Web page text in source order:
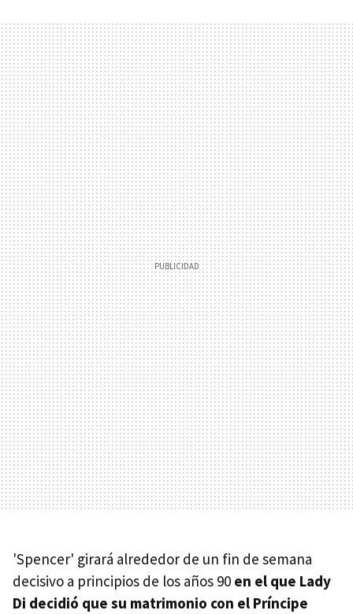
'Spencer' girará alrededor de un fin de semana
decisivo a principios de los años 90 en el que Lady
Di decidió que su matrimonio con el Príncipe